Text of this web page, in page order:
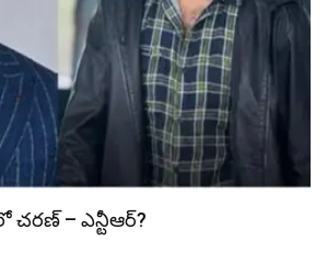
రికార్డు బద్దలు